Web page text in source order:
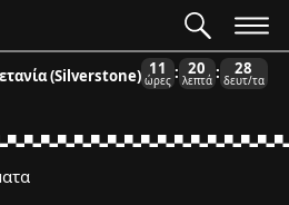
(Silverstone) 11
ώρες : 20
λεπτά : 28
δευτ/τα